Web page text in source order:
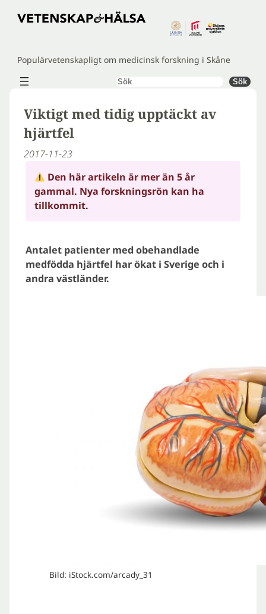
Hoppa
Populärvetenskapligt om medicinsk forskning i Skåne
Sök Sök
Viktigt med tidig upptäckt av
hjärtfel
2017-11-23
Den här artikeln är mer än 5 år
gammal. Nya forskningsrön kan ha
tillkommit.
Antalet patienter med obehandlade
medfödda hjärtfel har ökat i Sverige och i
andra västländer.
Bild: iStock.com/arcady_31